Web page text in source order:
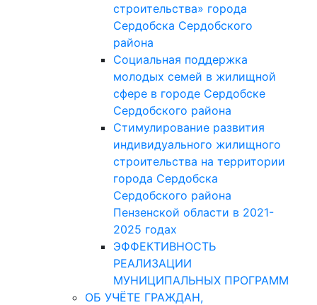
строительства» города
Сердобска Сердобского
района
Социальная поддержка
молодых семей в жилищной
сфере в городе Сердобске
Сердобского района
Стимулирование развития
индивидуального жилищного
строительства на территории
города Сердобска
Сердобского района
Пензенской области в 2021-
2025 годах
ЭФФЕКТИВНОСТЬ
РЕАЛИЗАЦИИ
МУНИЦИПАЛЬНЫХ ПРОГРАММ
ОБ УЧЁТЕ ГРАЖДАН,